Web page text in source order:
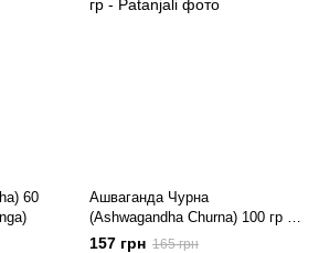
60
Ашваганда Чурна
(Ashwagandha Churna) 100 гр -
Patanjali
157 грн 165 грн